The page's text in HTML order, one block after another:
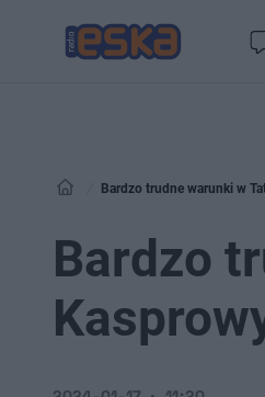
Bardzo trudne warunki w
Bardzo